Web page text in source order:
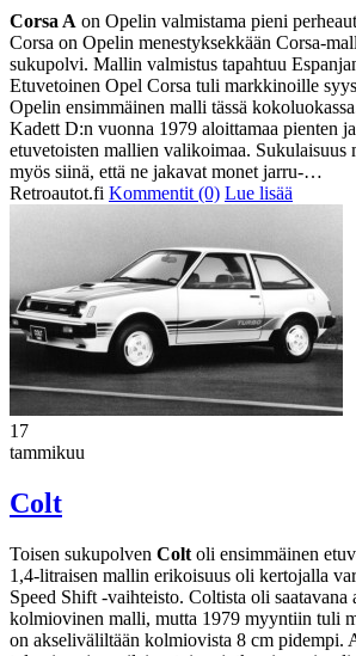
Corsa A on Opelin valmistama pieni
Corsa on Opelin menestyksekkään Corsa-
sukupolvi. Mallin valmistus tapahtuu
Etuvetoinen Opel Corsa tuli markkinoille
Opelin ensimmäinen malli tässä
Kadett D:n vuonna 1979 aloittamaa pienten
etuvetoisten mallien valikoimaa. Sukulaisuus
myös siinä, että ne jakavat monet jarru-…
Retroautot.fi Kommentit (0) Lue lisää
17
tammikuu
Colt
Toisen sukupolven Colt oli ensimmäinen
1,4-litraisen mallin erikoisuus oli kertojalla
Speed Shift -vaihteisto. Coltista oli saatavana
kolmiovinen malli, mutta 1979 myyntiin tuli
on akseliväliltään kolmiovista 8 cm pidempi.